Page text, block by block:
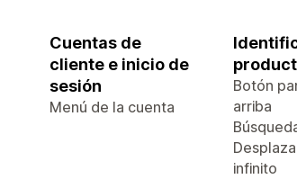
Cuentas de
cliente e inicio de
sesión
Menú de la cuenta
Botón
arriba
infinito